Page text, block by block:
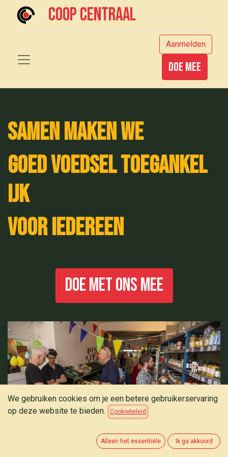
Coop centraal
Aanmelden
Doe mee
samen maken we
Goed voedsel toegankel​
ijk
voor iedereen
Doe met ons mee
We gebruiken cookies om je een betere gebruikerservaring
op deze website te bieden.
Cookiebeleid
Alleen het essentiële Ik ga akkoord